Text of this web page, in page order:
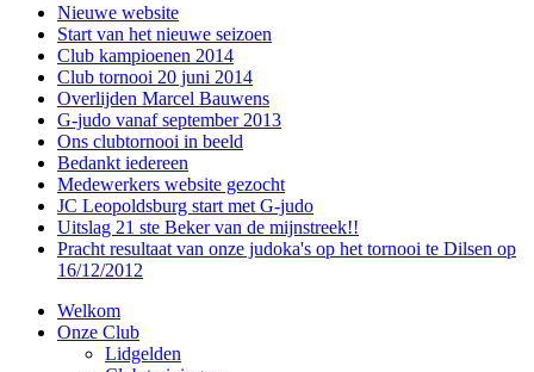
Nieuwe website
Start van het nieuwe seizoen
Club kampioenen 2014
Club tornooi 20 juni 2014
Overlijden Marcel Bauwens
G-judo vanaf september 2013
Ons clubtornooi in beeld
Bedankt iedereen
Medewerkers website gezocht
JC Leopoldsburg start met G-judo
Uitslag 21 ste Beker van de mijnstreek!!
Pracht resultaat van onze judoka's op het tornooi te Dilsen op
16/12/2012
Welkom
Onze Club
Lidgelden